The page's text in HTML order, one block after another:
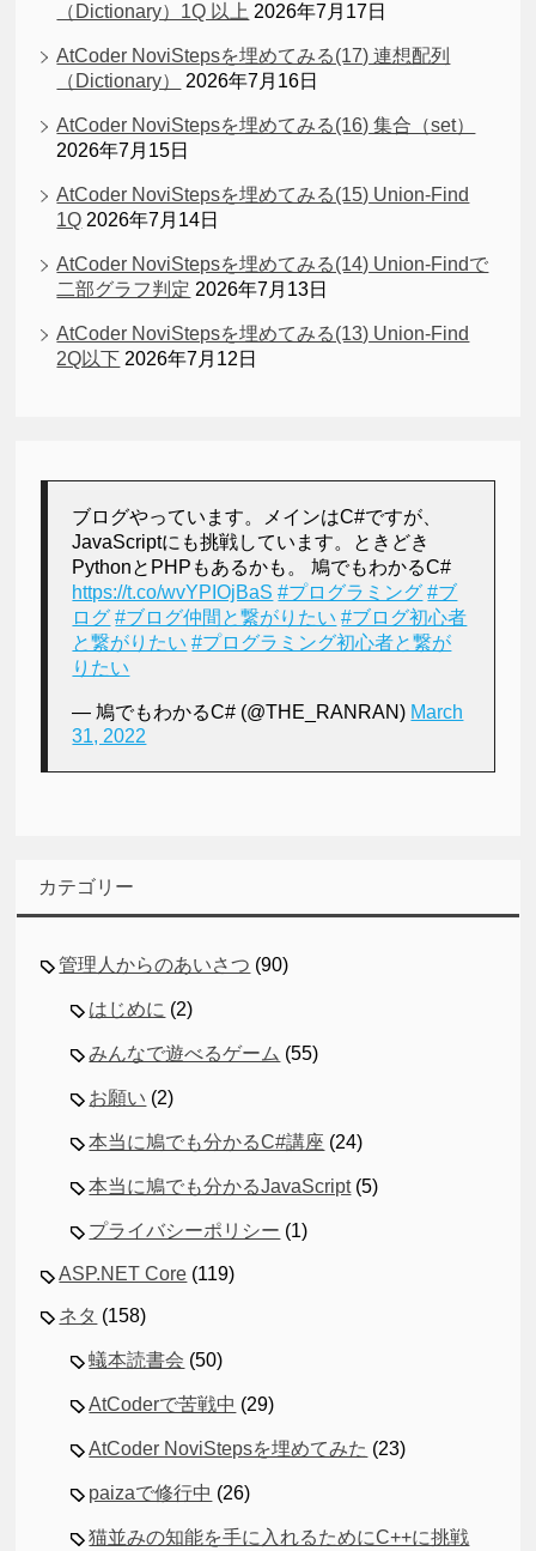
（Dictionary）1Q 以上 2026年7月17日
AtCoder NoviStepsを埋めてみる(17) 連想配列
（Dictionary）
2026年7月16日
AtCoder NoviStepsを埋めてみる(16) 集合（set）
2026年7月15日
AtCoder NoviStepsを埋めてみる(15) Union-Find
1Q 2026年7月14日
AtCoder NoviStepsを埋めてみる(14) Union-Findで
二部グラフ判定 2026年7月13日
AtCoder NoviStepsを埋めてみる(13) Union-Find
2Q以下 2026年7月12日
ブログやっています。メインはC#ですが、
JavaScriptにも挑戦しています。ときどき
PythonとPHPもあるかも。 鳩でもわかるC#
https://t.co/wvYPIOjBaS #プログラミング #ブ
ログ #ブログ仲間と繋がりたい #ブログ初心者
と繋がりたい #プログラミング初心者と繋が
りたい
— 鳩でもわかるC# (@THE_RANRAN) March
31, 2022
カテゴリー
管理人からのあいさつ (90)
はじめに (2)
みんなで遊べるゲーム (55)
お願い (2)
本当に鳩でも分かるC#講座 (24)
本当に鳩でも分かるJavaScript(5)
プライバシーポリシー (1)
ASP.NET Core (119)
ネタ (158)
蟻本読書会 (50)
AtCoderで苦戦中 (29)
AtCoder NoviStepsを埋めてみた (23)
paizaで修行中 (26)
猫並みの知能を手に入れるためにC++に挑戦